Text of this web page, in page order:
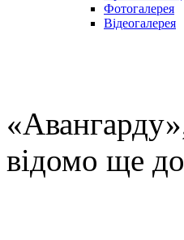
Фотогалерея
Відеогалерея
відомо ще